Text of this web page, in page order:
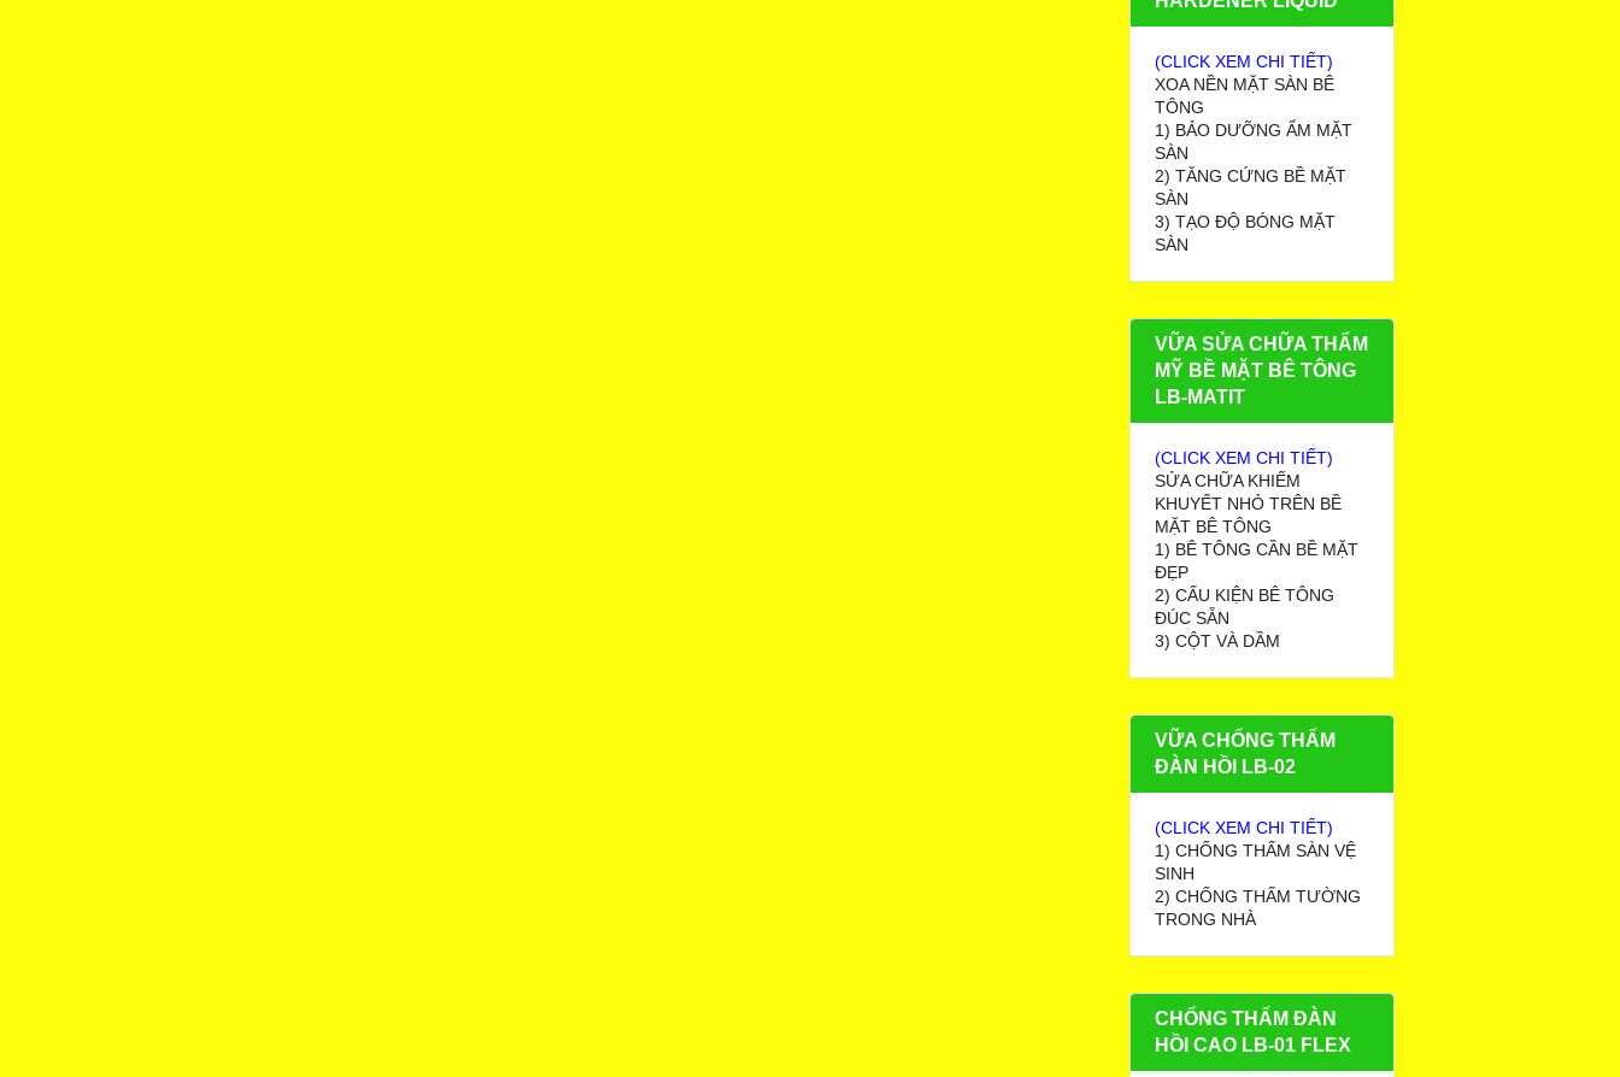
(CLICK XEM CHI TIẾT)
XOA NỀN MẶT SÀN BÊ
TÔNG
1) BẢO DƯỠNG ẨM MẶT
SÀN
2) TĂNG CỨNG BỀ MẶT
SÀN
3) TẠO ĐỘ BÓNG MẶT
SÀN
VỮA SỬA CHỮA THẨM
MỸ BỀ MẶT BÊ TÔNG
LB-MATIT
(CLICK XEM CHI TIẾT)
SỬA CHỮA KHIẾM
KHUYẾT NHỎ TRÊN BỀ
MẶT BÊ TÔNG
1) BÊ TÔNG CẦN BỀ MẶT
ĐẸP
2) CẤU KIỆN BÊ TÔNG
ĐÚC SẴN
3) CỘT VÀ DẦM
VỮA CHỐNG THẤM
ĐÀN HỒI LB-02
(CLICK XEM CHI TIẾT)
1) CHỐNG THẤM SÀN VỆ
SINH
2) CHỐNG THẤM TƯỜNG
TRONG NHÀ
CHỐNG THẤM ĐÀN
HỒI CAO LB-01 FLEX